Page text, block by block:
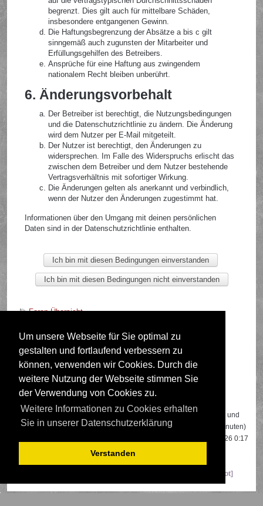
Um unsere Webseite für Sie optimal zu
gestalten und fortlaufend verbessern zu
können, verwenden wir Cookies. Durch die
weitere Nutzung der Webseite stimmen Sie
der Verwendung von Cookies zu.
Weitere Informationen zu Cookies erhalten
Sie in unserer Datenschutzerklärung
Verstanden
begrenzt. Dies gilt auch für mittelbare Schäden,
insbesondere entgangenen Gewinn.
Die Haftungsbegrenzung der Absätze a bis c gilt
sinngemäß auch zugunsten der Mitarbeiter und
Erfüllungsgehilfen des Betreibers.
Ansprüche für eine Haftung aus zwingendem
nationalem Recht bleiben unberührt.
6. Änderungsvorbehalt
Der Betreiber ist berechtigt, die Nutzungsbedingungen
und die Datenschutzrichtlinie zu ändern. Die Änderung
wird dem Nutzer per E-Mail mitgeteilt.
Der Nutzer ist berechtigt, den Änderungen zu
widersprechen. Im Falle des Widerspruchs erlischt das
zwischen dem Betreiber und dem Nutzer bestehende
Vertragsverhältnis mit sofortiger Wirkung.
Die Änderungen gelten als anerkannt und verbindlich,
wenn der Nutzer den Änderungen zugestimmt hat.
Informationen über den Umgang mit deinen persönlichen
Daten sind in der Datenschutzrichtlinie enthalten.
Foren-Übersicht
Deutsche Übersetzung durchphpBB.de
Wer ist online?
Insgesamt sind578Besucher online: 3 registrierte, 0 unsichtbare und
575 Gäste (basierend auf den aktiven Besuchern der letzten 5 Minuten)
Besuchern, die am 13.04.2026 0:17
gleichzeitig online waren.
Majestic-12 [Bot]